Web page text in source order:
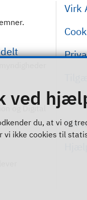
ved
du, at vi og
ikke cookies til
og Digital
Virk
Om
For